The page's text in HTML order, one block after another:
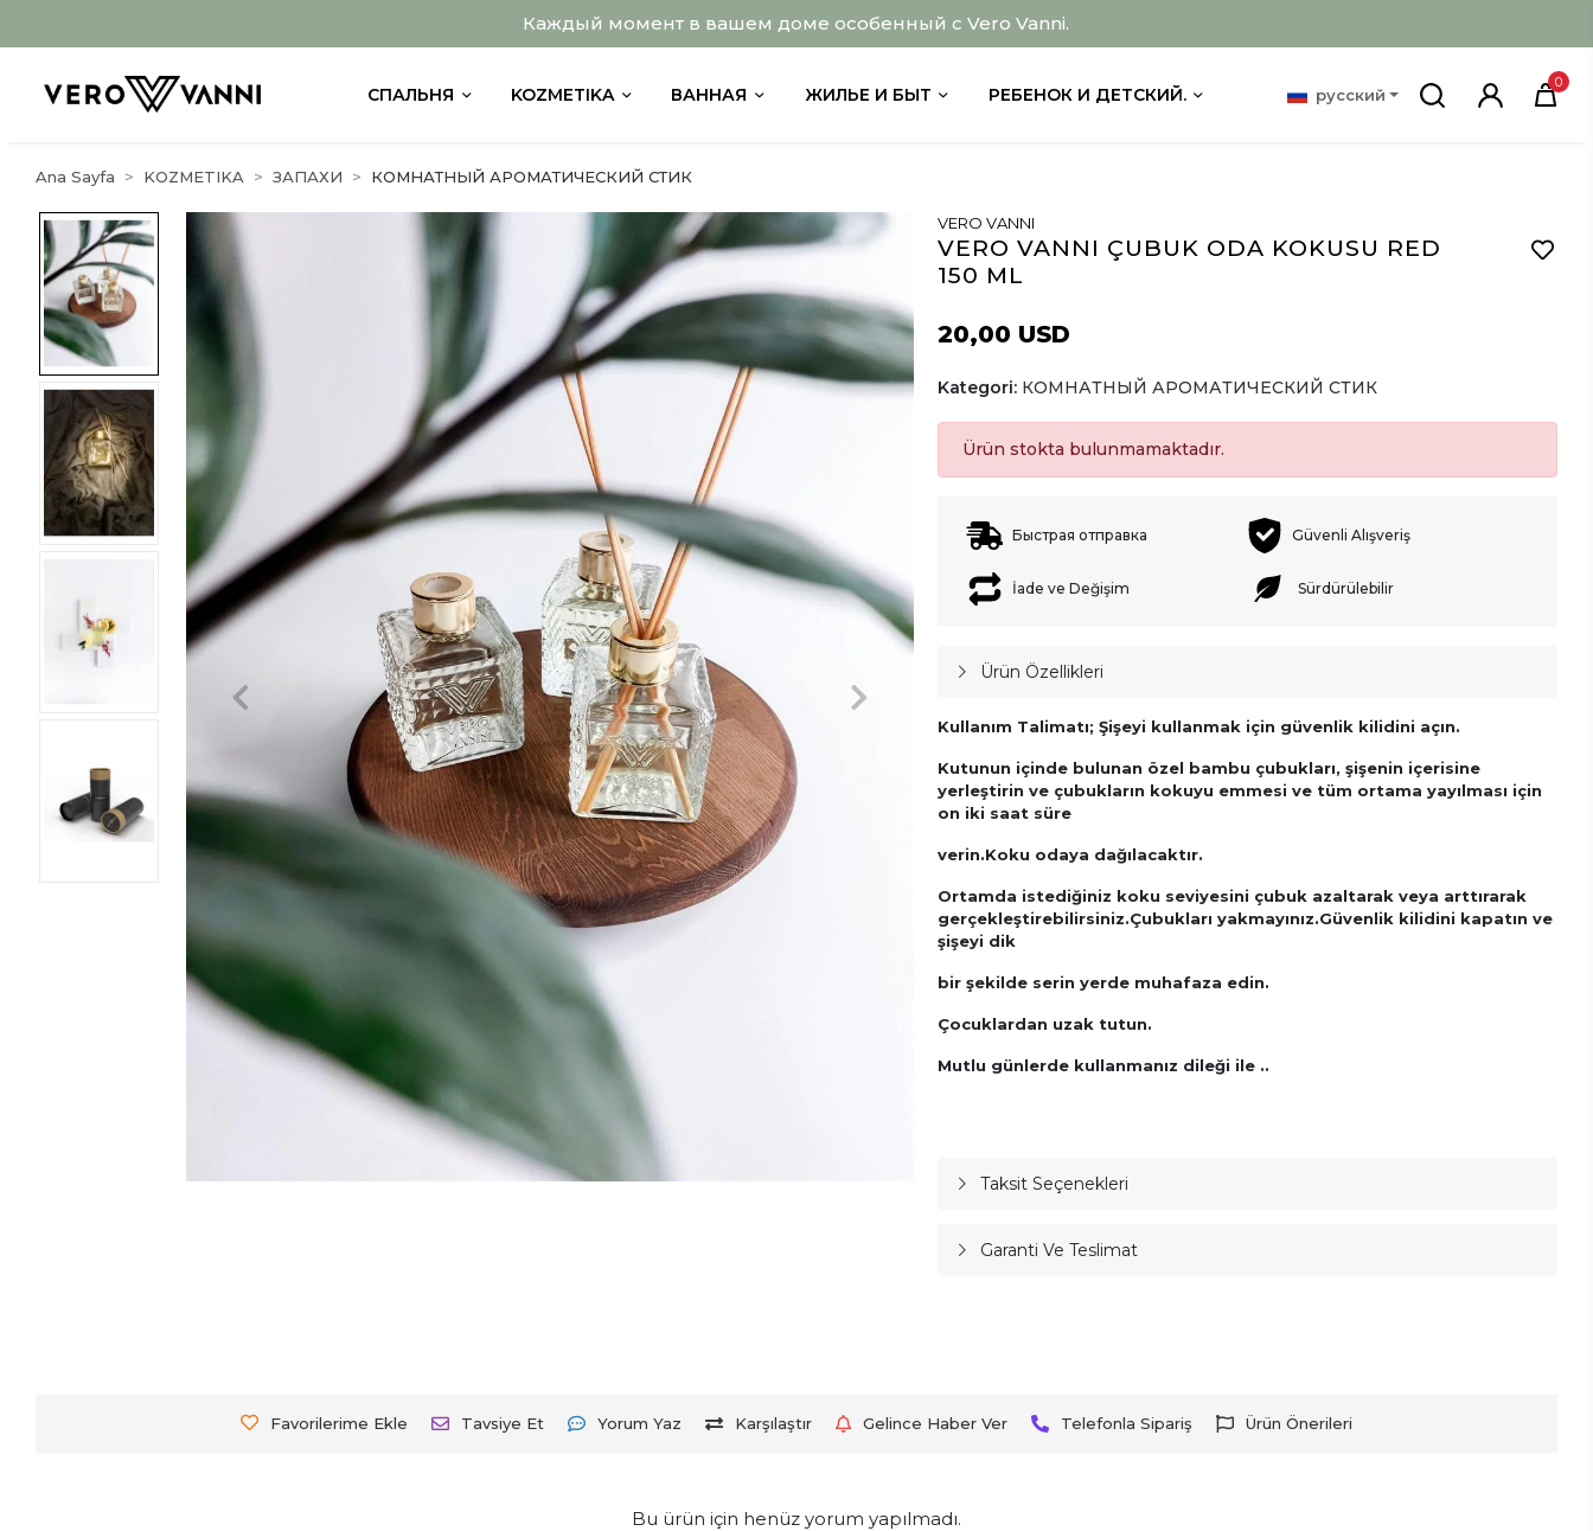
Каждый момент в вашем доме особенный с Vero Vanni.
СПАЛЬНЯ KOZMETIKA ВАННАЯ ЖИЛЬЕ И БЫТ РЕБЕНОК И ДЕТСКИЙ. русский
0
Ana Sayfa KOZMETIKA ЗАПАХИ КОМНАТНЫЙ АРОМАТИЧЕСКИЙ СТИК
VERO VANNI
VERO VANNI ÇUBUK ODA KOKUSU RED
150 ML
20,00 USD
Kategori: КОМНАТНЫЙ АРОМАТИЧЕСКИЙ СТИК
Ürün stokta bulunmamaktadır.
Быстрая отправка Güvenli Alışveriş
İade ve Değişim Sürdürülebilir
Ürün Özellikleri
Kullanım Talimatı; Şişeyi kullanmak için güvenlik kilidini açın.
Kutunun içinde bulunan özel bambu çubukları, şişenin içerisine
yerleştirin ve çubukların kokuyu emmesi ve tüm ortama yayılması için
on iki saat süre
verin.Koku odaya dağılacaktır.
Ortamda istediğiniz koku seviyesini çubuk azaltarak veya arttırarak
gerçekleştirebilirsiniz.Çubukları yakmayınız.Güvenlik kilidini kapatın ve
şişeyi dik
bir şekilde serin yerde muhafaza edin.
Çocuklardan uzak tutun.
Mutlu günlerde kullanmanız dileği ile ..
Taksit Seçenekleri
Garanti Ve Teslimat
Favorilerime Ekle Tavsiye Et Yorum Yaz Karşılaştır Gelince Haber Ver Telefonla Sipariş Ürün Önerileri
Bu ürün için henüz yorum yapılmadı.